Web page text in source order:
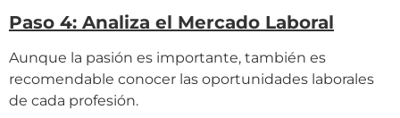
Paso 4: Analiza el Mercado Laboral
Aunque la pasión es importante, también es
recomendable conocer las oportunidades laborales
de cada profesión.